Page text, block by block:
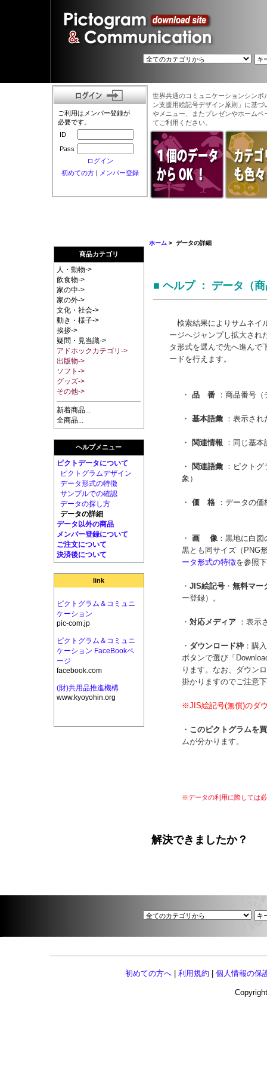
ご利用はメンバー登録が
必要です。
ID
Pass
ログイン
初めての方| メンバー登録
世界共通のコミュニケーションシン
ン支援用絵記号デザイン原則」に基
やメニュー、またプレゼンやホーム
てご利用ください。
商品カテゴリ
人・動物->
飲食物->
家の中->
家の外->
文化・社会->
動き・様子->
挨拶->
疑問・見当識->
アドホックカテゴリ->
出版物->
ソフト->
グッズ->
その他->
新着商品...
全商品...
ヘルプメニュー
ピクトデータについて
ピクトグラムデザイン
データ形式の特徴
サンプルでの確認
データの探し方
データの詳細
データ以外の商品
メンバー登録について
ご注文について
決済後について
link
ピクトグラム＆コミュニ
ケーション
pic-com.jp
ピクトグラム＆コミュニ
ケーション FaceBookペ
ージ
facebook.com
(財)共用品推進機構
www.kyoyohin.org
ホーム > データの詳細
■ ヘルプ ： データ（
検索結果によりサムネイ
ージへジャンプし拡大され
タ形式を選んで先へ進んで
ードを行えます。
・ 品 番：商品番号（
・ 基本語彙：表示され
・ 関連情報 ：同じ基
・ 関連語彙：ピクトグ
象）
・ 価 格：データの価
・ 画 像：黒地に白図
黒とも同サイズ（PNG
ータ形式の特徴を参照
・ JIS絵記号・ 無料マー
ー登録）。
・ 対応メディア：表示
・ ダウンロード枠：購
ボタンで選び「
ります。なお、ダウン
掛かりますのでご注意
※JIS絵記号(無償)のダ
・ このピクトグラムを
ムが分かります。
※データの利用に際しては
解決できましたか
初めての方へ 利用規約 個人情報の保